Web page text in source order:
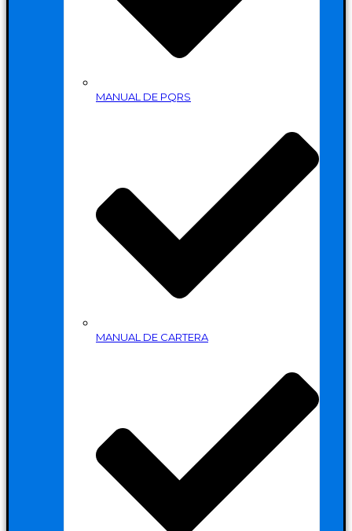
MANUAL DE PQRS
MANUAL DE CARTERA